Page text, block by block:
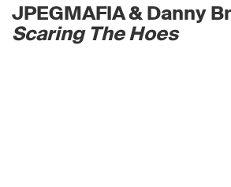
JPEGMAFIA & Danny
Scaring The Hoes